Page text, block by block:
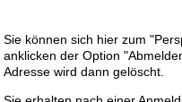
Sie können sich hier zum
anklicken der Option
Adresse wird dann gelöscht.